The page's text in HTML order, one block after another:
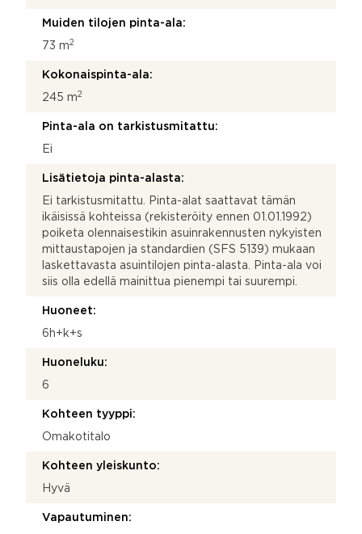
Muiden tilojen pinta-ala:
73 m2
Kokonaispinta-ala:
245 m2
Pinta-ala on tarkistusmitattu:
Ei
Lisätietoja pinta-alasta:
Ei tarkistusmitattu. Pinta-alat saattavat tämän
ikäisissä kohteissa (rekisteröity ennen 01.01.1992)
poiketa olennaisestikin asuinrakennusten nykyisten
mittaustapojen ja standardien (SFS 5139) mukaan
laskettavasta asuintilojen pinta-alasta. Pinta-ala voi
siis olla edellä mainittua pienempi tai suurempi.
Huoneet:
6h+k+s
Huoneluku:
6
Kohteen tyyppi:
Omakotitalo
Kohteen yleiskunto:
Hyvä
Vapautuminen: